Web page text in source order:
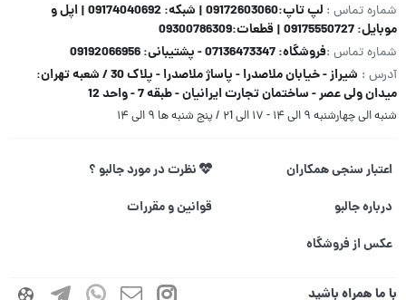
شماره تماس :
لپ تاپ:09172603060 | شبکه: 09174040692 | اپل و
موبایل: 09175550727 | قطعات:09300786309
شماره تماس :فروشگاه: 07136473347 - پشتیبانی: 09192066956
آدرس :
شیراز - خیابان ملاصدرا - پاساژ ملاصدرا - پلاک 30 / شعبه تهران:
میدان ولی عصر - ساختمان تجارت ایرانیان - طبقه 7 - واحد 12
شنبه الی چهارشنبه ۹ الی ۱۴ - ۱۷ الی ۲1 / پنج شنبه ها ۹ الی ۱۴
اعتبار سنجی همکاران
نظرت در مورد جالبو ؟
درباره جالبو
قوانین و مقررات
عکس از فروشگاه
با ما همراه باشید